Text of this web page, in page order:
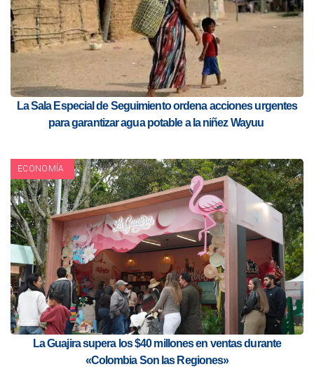
La Sala Especial de Seguimiento ordena acciones urgentes
para garantizar agua potable a la niñez Wayuu
ECONOMÍA
La Guajira supera los $40 millones en ventas durante
«Colombia Son las Regiones»